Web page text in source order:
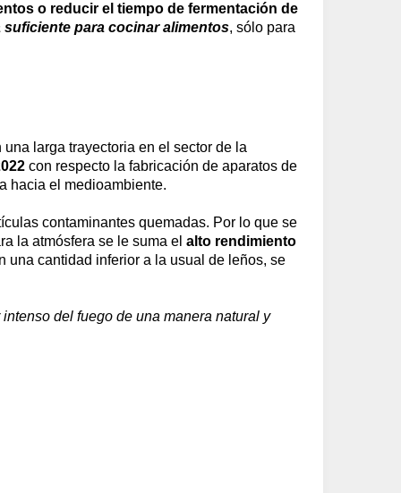
o reducir el tiempo de fermentación de
para cocinar alimentos, sólo para
larga trayectoria en el sector de la
con respecto la fabricación de aparatos de
hacia el medioambiente.
contaminantes quemadas. Por lo que se
la atmósfera se le suma el alto rendimiento
una cantidad inferior a la usual de leños, se
del fuego de una manera natural y